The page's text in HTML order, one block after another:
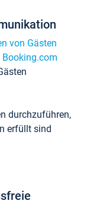
von Gästen
durchzuführen,
erfüllt sind